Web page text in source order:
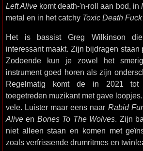
Left Alive komt death-'n-roll aan bod, in
metal en in het catchy Toxic Death Fuck
Het is bassist Greg Wilkinson
interessant maakt. Zijn bijdragen staan
Zodoende kun je zowel het
instrument goed horen als zijn
Regelmatig komt de in 2021
toegetreden muzikant met gave
vele. Luister maar eens naar Rabid
Alive en Bones To The Wolves. Zijn
niet alleen staan en komen met
zoals verfrissende drumritmes en